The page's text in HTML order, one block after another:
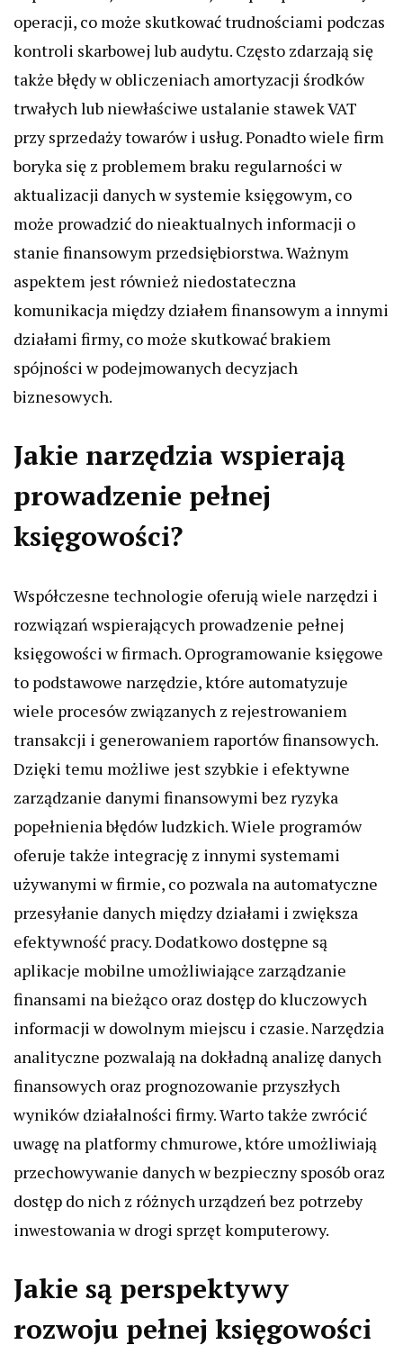
operacji, co może skutkować trudnościami podczas
kontroli skarbowej lub audytu. Często zdarzają się
także błędy w obliczeniach amortyzacji środków
trwałych lub niewłaściwe ustalanie stawek VAT
przy sprzedaży towarów i usług. Ponadto wiele firm
boryka się z problemem braku regularności w
aktualizacji danych w systemie księgowym, co
może prowadzić do nieaktualnych informacji o
stanie finansowym przedsiębiorstwa. Ważnym
aspektem jest również niedostateczna
komunikacja między działem finansowym a innymi
działami firmy, co może skutkować brakiem
spójności w podejmowanych decyzjach
biznesowych.
Jakie narzędzia wspierają
prowadzenie pełnej
księgowości?
Współczesne technologie oferują wiele narzędzi i
rozwiązań wspierających prowadzenie pełnej
księgowości w firmach. Oprogramowanie księgowe
to podstawowe narzędzie, które automatyzuje
wiele procesów związanych z rejestrowaniem
transakcji i generowaniem raportów finansowych.
Dzięki temu możliwe jest szybkie i efektywne
zarządzanie danymi finansowymi bez ryzyka
popełnienia błędów ludzkich. Wiele programów
oferuje także integrację z innymi systemami
używanymi w firmie, co pozwala na automatyczne
przesyłanie danych między działami i zwiększa
efektywność pracy. Dodatkowo dostępne są
aplikacje mobilne umożliwiające zarządzanie
finansami na bieżąco oraz dostęp do kluczowych
informacji w dowolnym miejscu i czasie. Narzędzia
analityczne pozwalają na dokładną analizę danych
finansowych oraz prognozowanie przyszłych
wyników działalności firmy. Warto także zwrócić
uwagę na platformy chmurowe, które umożliwiają
przechowywanie danych w bezpieczny sposób oraz
dostęp do nich z różnych urządzeń bez potrzeby
inwestowania w drogi sprzęt komputerowy.
Jakie są perspektywy
rozwoju pełnej księgowości